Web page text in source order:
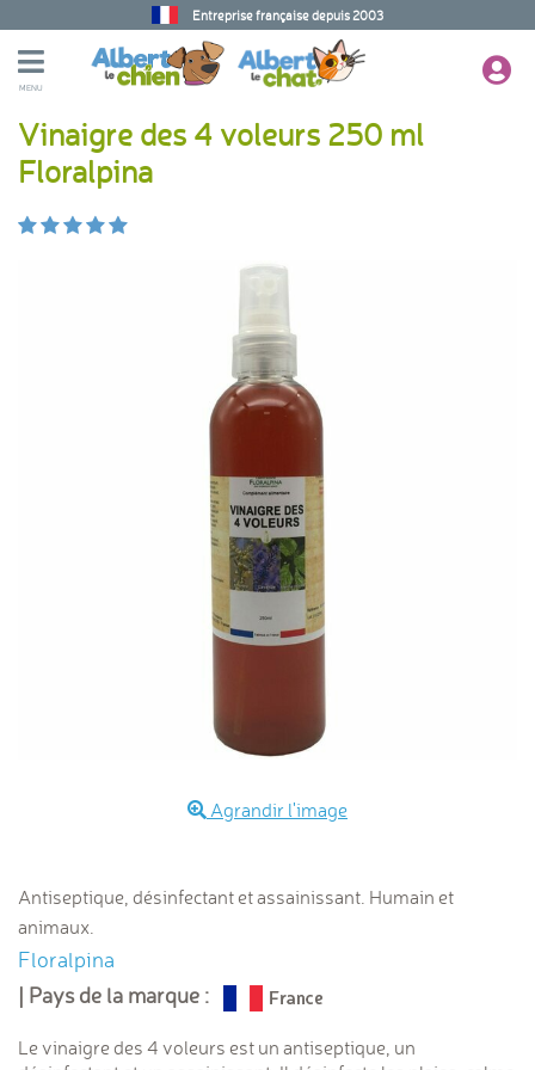
Entreprise française depuis 2003
MENU
Vinaigre des 4 voleurs 250 ml
Floralpina
Agrandir l'image
Antiseptique, désinfectant et assainissant. Humain et
animaux.
Floralpina
| Pays de la marque :
Le vinaigre des 4 voleurs est un antiseptique, un